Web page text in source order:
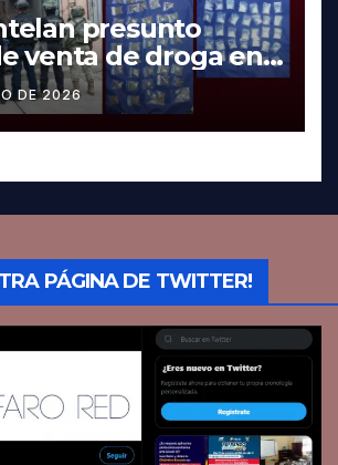
presunto
venta de droga en
hay dos detenidos
DE 2026
PÁGINA DE TWITTER!